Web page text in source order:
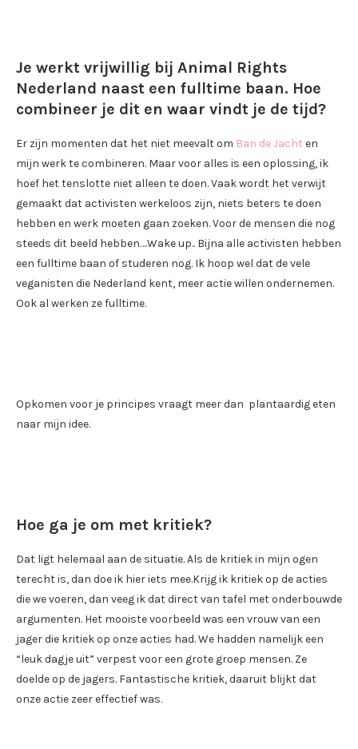
Je werkt vrijwillig bij Animal Rights
Nederland naast een fulltime baan. Hoe
combineer je dit en waar vindt je de tijd?
Er zijn momenten dat het niet meevalt om Ban de Jacht en
mijn werk te combineren. Maar voor alles is een oplossing, ik
hoef het tenslotte niet alleen te doen. Vaak wordt het verwijt
gemaakt dat activisten werkeloos zijn, niets beters te doen
hebben en werk moeten gaan zoeken. Voor de mensen die nog
steeds dit beeld hebben….Wake up.. Bijna alle activisten hebben
een fulltime baan of studeren nog. Ik hoop wel dat de vele
veganisten die Nederland kent, meer actie willen ondernemen.
Ook al werken ze fulltime.
Opkomen voor je principes vraagt meer dan plantaardig eten
naar mijn idee.
Hoe ga je om met kritiek?
Dat ligt helemaal aan de situatie. Als de kritiek in mijn ogen
terecht is, dan doe ik hier iets mee.Krijg ik kritiek op de acties
die we voeren, dan veeg ik dat direct van tafel met onderbouwde
argumenten. Het mooiste voorbeeld was een vrouw van een
jager die kritiek op onze acties had. We hadden namelijk een
“leuk dagje uit” verpest voor een grote groep mensen. Ze
doelde op de jagers. Fantastische kritiek, daaruit blijkt dat
onze actie zeer effectief was.